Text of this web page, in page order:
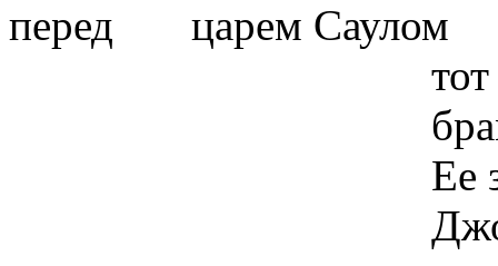
перед царем Саулом
тот и
брамс!!! - и
Ее записал
Джордж